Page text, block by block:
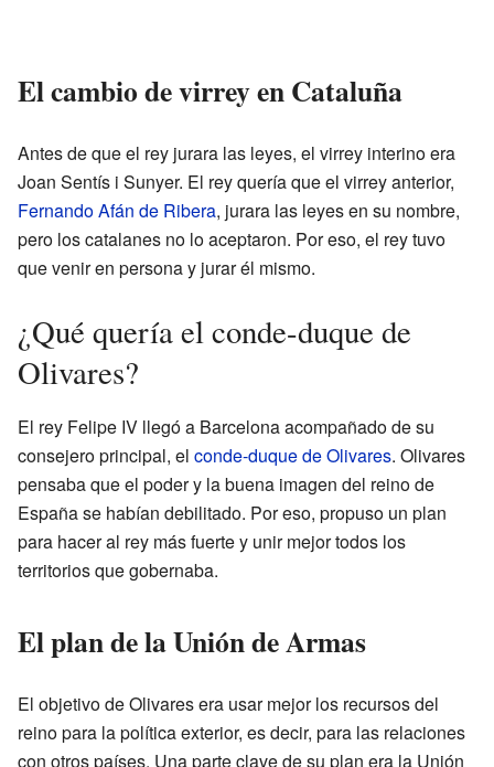
El cambio de virrey en Cataluña
Antes de que el rey jurara las leyes, el virrey interino era
Joan Sentís i Sunyer. El rey quería que el virrey anterior,
Fernando Afán de Ribera, jurara las leyes en su nombre,
pero los catalanes no lo aceptaron. Por eso, el rey tuvo
que venir en persona y jurar él mismo.
¿Qué quería el conde-duque de
Olivares?
El rey Felipe IV llegó a Barcelona acompañado de su
consejero principal, el conde-duque de Olivares. Olivares
pensaba que el poder y la buena imagen del reino de
España se habían debilitado. Por eso, propuso un plan
para hacer al rey más fuerte y unir mejor todos los
territorios que gobernaba.
El plan de la Unión de Armas
El objetivo de Olivares era usar mejor los recursos del
reino para la política exterior, es decir, para las relaciones
con otros países. Una parte clave de su plan era la Unión